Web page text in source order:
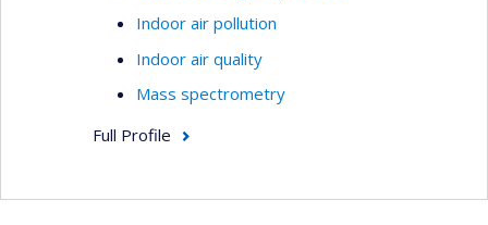
Indoor air pollution
Indoor air quality
Mass spectrometry
Full Profile